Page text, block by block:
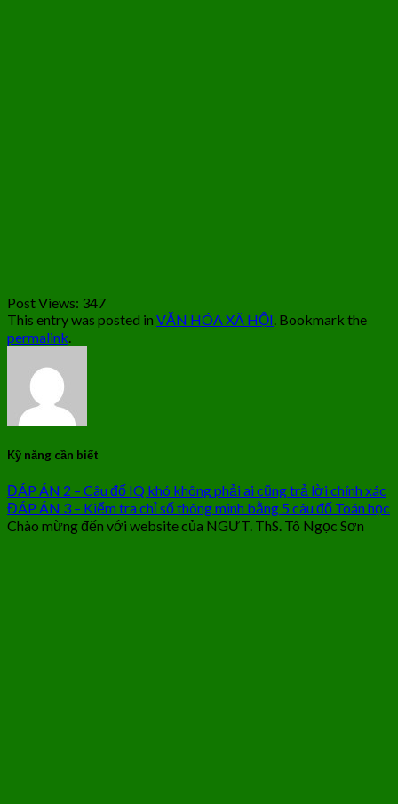
Post Views: 347
This entry was posted in VĂN HÓA XÃ HỘI. Bookmark the
permalink.
Kỹ năng cần biết
ĐÁP ÁN 2 – Câu đố IQ khó không phải ai cũng trả lời chính xác
ĐÁP ÁN 3 – Kiểm tra chỉ số thông minh bằng 5 câu đố Toán học
Chào mừng đến với website của NGƯT. ThS. Tô Ngọc Sơn